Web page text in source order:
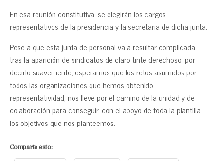
En esa reunión constitutiva, se elegirán los cargos
representativos de la presidencia y la secretaria de dicha junta.
Pese a que esta junta de personal va a resultar complicada,
tras la aparición de sindicatos de claro tinte derechoso, por
decirlo suavemente, esperamos que los retos asumidos por
todos las organizaciones que hemos obtenido
representatividad, nos lleve por el camino de la unidad y de
colaboración para conseguir, con el apoyo de toda la plantilla,
los objetivos que nos planteemos.
Comparte esto: